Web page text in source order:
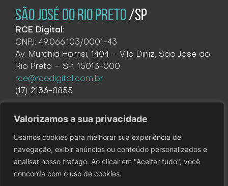
Valorizamos a sua privacidade
Usamos cookies para melhorar sua experiência de
navegação, exibir anúncios ou conteúdo personalizados e
analisar nosso tráfego. Ao clicar em "Aceitar tudo", você
concorda com o uso de cookies.
SÃO JOSÉ DO RIO PRETO/SP
RCE Digital:
CNPJ: 49.066.103/0001-43
Av. Murchid Homsi, 1404 – Vila Diniz, São José do
Rio Preto – SP, 15013-000
rce@rcedigital.com.br
(17) 2136-8855
@2026 – RCE Digital. Todos os direitos reservados. Este site